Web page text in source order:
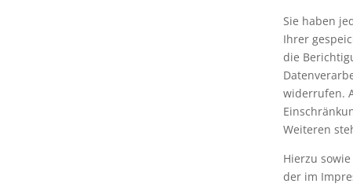
Sie haben
Ihrer
die
widerrufen.
Weiteren
Hierzu
der im